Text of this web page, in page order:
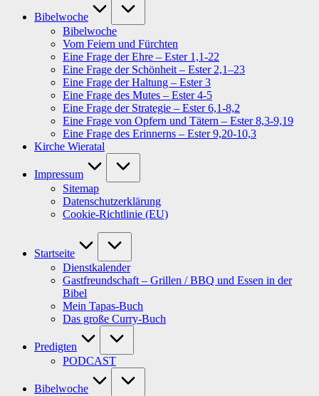
Bibelwoche
Bibelwoche
Vom Feiern und Fürchten
Eine Frage der Ehre – Ester 1,1-22
Eine Frage der Schönheit – Ester 2,1–23
Eine Frage der Haltung – Ester 3
Eine Frage des Mutes – Ester 4-5
Eine Frage der Strategie – Ester 6,1-8,2
Eine Frage von Opfern und Tätern – Ester 8,3-9,19
Eine Frage des Erinnerns – Ester 9,20-10,3
Kirche Wieratal
Impressum
Sitemap
Datenschutzerklärung
Cookie-Richtlinie (EU)
Startseite
Dienstkalender
Gastfreundschaft – Grillen / BBQ und Essen in der
Bibel
Mein Tapas-Buch
Das große Curry-Buch
Predigten
PODCAST
Bibelwoche